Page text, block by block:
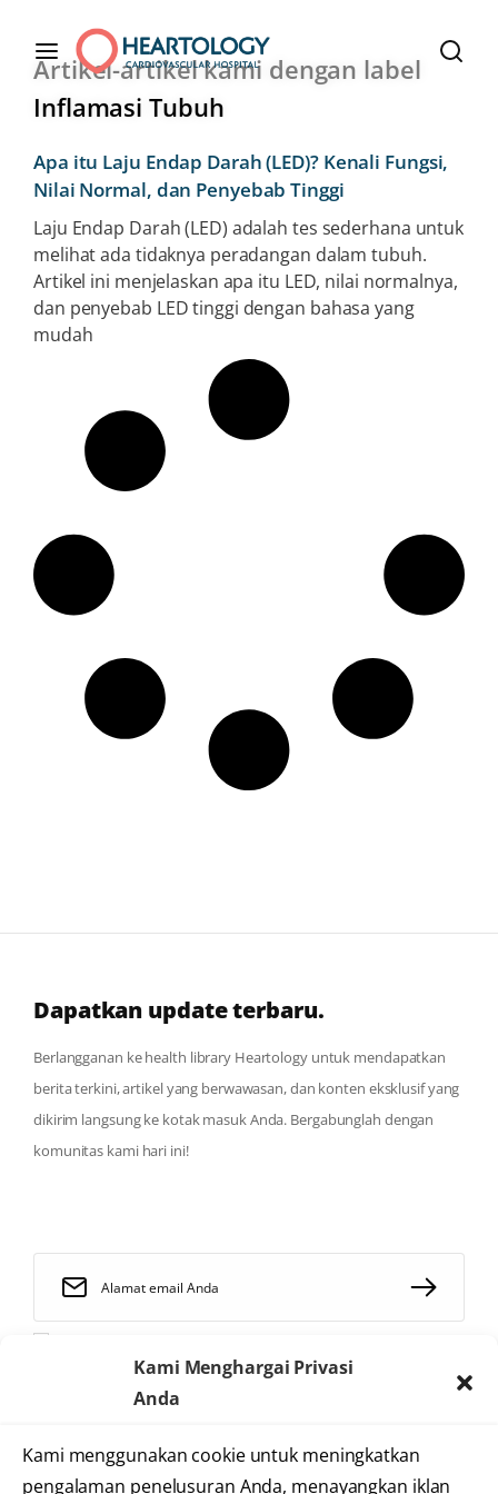
Kami Menghargai Privasi
Anda
Kami menggunakan cookie untuk meningkatkan
pengalaman penelusuran Anda, menayangkan iklan
Artikel-artikel kami dengan label
Inflamasi Tubuh
Apa itu Laju Endap Darah (LED)? Kenali Fungsi,
Nilai Normal, dan Penyebab Tinggi
Laju Endap Darah (LED) adalah tes sederhana untuk
melihat ada tidaknya peradangan dalam tubuh.
Artikel ini menjelaskan apa itu LED, nilai normalnya,
dan penyebab LED tinggi dengan bahasa yang
mudah
Dapatkan update terbaru.
Berlangganan ke health library Heartology untuk mendapatkan
berita terkini, artikel yang berwawasan, dan konten eksklusif yang
dikirim langsung ke kotak masuk Anda. Bergabunglah dengan
komunitas kami hari ini!
2025 © Heartology